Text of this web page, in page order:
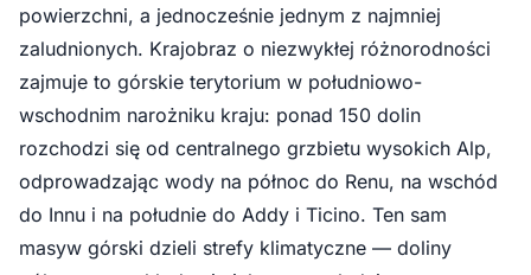
powierzchni, a jednocześnie jednym z najmniej
zaludnionych. Krajobraz o niezwykłej różnorodności
zajmuje to górskie terytorium w południowo-
wschodnim narożniku kraju: ponad 150 dolin
rozchodzi się od centralnego grzbietu wysokich Alp,
odprowadzając wody na północ do Renu, na wschód
do Innu i na południe do Addy i Ticino. Ten sam
masyw górski dzieli strefy klimatyczne — doliny